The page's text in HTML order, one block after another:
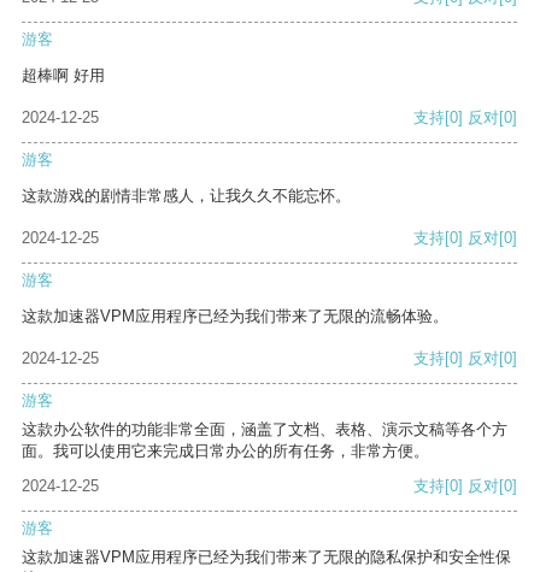
游客
超棒啊 好用
2024-12-25 支持[0] 反对[0]
游客
这款游戏的剧情非常感人，让我久久不能忘怀。
2024-12-25 支持[0] 反对[0]
游客
这款加速器VPM应用程序已经为我们带来了无限的流畅体验。
2024-12-25 支持[0] 反对[0]
游客
这款办公软件的功能非常全面，涵盖了文档、表格、演示文稿等各个方
面。我可以使用它来完成日常办公的所有任务，非常方便。
2024-12-25
支持[0] 反对[0]
游客
这款加速器VPM应用程序已经为我们带来了无限的隐私保护和安全性保